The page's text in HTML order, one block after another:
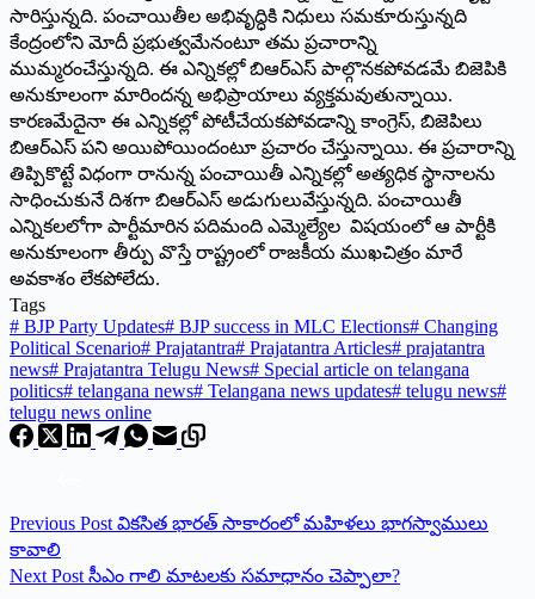
సారిస్తున్నది. పంచాయితీల అభివృద్ధికి నిధులు సమకూరుస్తున్నది
కేంద్రంలోని మోదీ ప్రభుత్వమేనంటూ తమ ప్రచారాన్ని
ముమ్మరంచేస్తున్నది. ఈ ఎన్నికల్లో బిఆర్‌ఎస్‌ ‌పాల్గొనకపోవడమే బిజెపికి
అనుకూలంగా మారిందన్న అభిప్రాయాలు వ్యక్తమవుతున్నాయి.
కారణమేదైనా ఈ ఎన్నికల్లో పోటీచేయకపోవడాన్ని కాంగ్రెస్‌, ‌బిజెపిలు
బిఆర్‌ఎస్‌ ‌పని అయిపోయిందంటూ ప్రచారం చేస్తున్నాయి. ఈ ప్రచారాన్ని
తిప్పికొట్టే విధంగా రానున్న పంచాయితీ ఎన్నికల్లో అత్యధిక స్థానాలను
సాధించుకునే దిశగా బిఆర్‌ఎస్‌ అడుగులువేస్తున్నది. పంచాయితీ
ఎన్నికలలోగా పార్టీమారిన పదిమంది ఎమ్మెల్యేల విషయంలో ఆ పార్టీకి
అనుకూలంగా తీర్పు వొస్తే రాష్ట్రంలో రాజకీయ ముఖచిత్రం మారే
అవకాశం లేకపోలేదు.
Tags
# BJP Party Updates# BJP success in MLC Elections# Changing
Political Scenario# Prajatantra# Prajatantra Articles# prajatantra
news# Prajatantra Telugu News# Special article on telangana
politics# telangana news# Telangana news updates# telugu news#
telugu news online
Previous Post వికసిత భారత్‌ సాకారంలో మహిళలు భాగస్వాములు
కావాలి
Next Post సీఎం గాలి మాటలకు సమాధానం చెప్పాలా?